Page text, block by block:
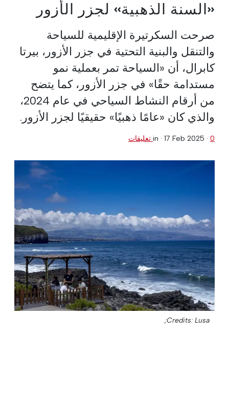
«السنة الذهبية» لجزر الأزور
صرحت السكرتيرة الإقليمية للسياحة
والتنقل والبنية التحتية في جزر الأزور، بيرتا
كابرال، أن «السياحة تمر بعملية نمو
مستدامة حقًا» في جزر الأزور، كما يتضح
من أرقام النشاط السياحي في عام 2024،
والذي كان «عامًا ذهبيًا» حقيقيًا لجزر الأزور.
in · 17 Feb 2025 · 0 تعليقات
Credits: Lusa;